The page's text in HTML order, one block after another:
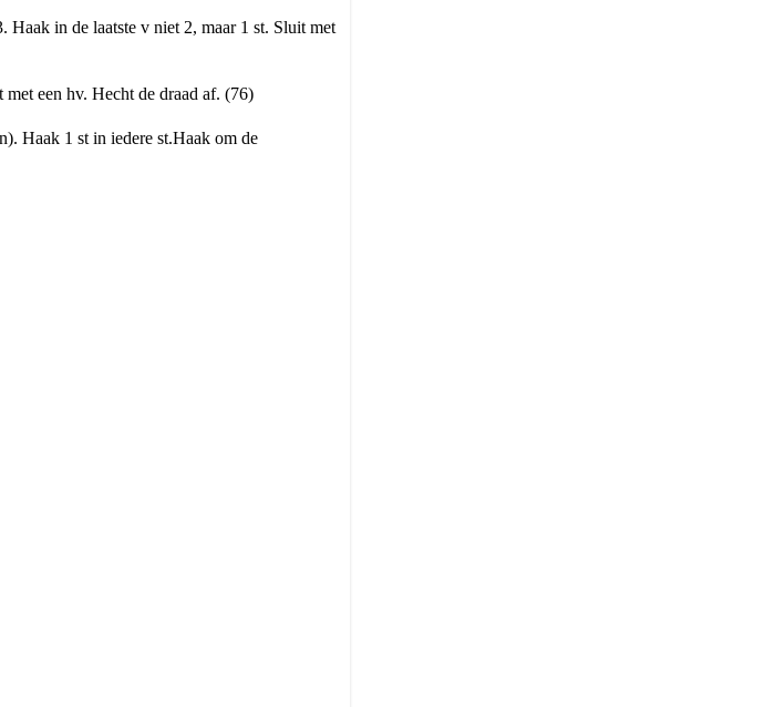
Haak in de laatste v niet 2, maar 1 st. Sluit met
een hv. Hecht de draad af. (76)
Haak 1 st in iedere st.Haak om de